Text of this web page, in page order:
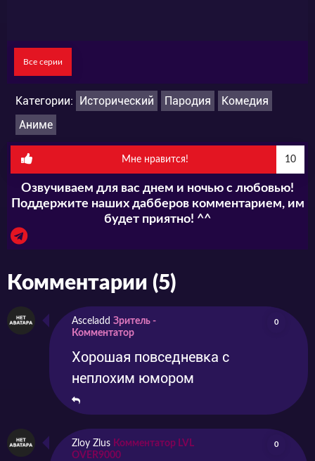
Все серии
Категории: Исторический Пародия
Комедия
Аниме
Мне нравится! 10
Озвучиваем для вас днем и ночью с любовью!
Поддержите наших дабберов комментарием, им
будет приятно! ^^
Комментарии (5)
Asceladd Зритель -
Комментатор
0
Хорошая повседневка с
неплохим юмором
Zloy Zlus Комментатор LVL
OVER9000
0